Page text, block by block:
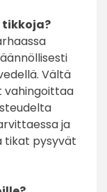
Vältä
vahingoittaa
ja
tikat pysyvät